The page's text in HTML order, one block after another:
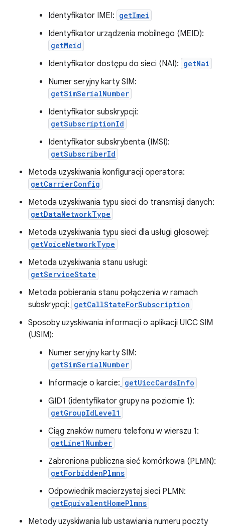
Identyfikator IMEI: getImei
Identyfikator urządzenia mobilnego (MEID):
getMeid
Identyfikator dostępu do sieci (NAI): getNai
Numer seryjny karty SIM:
getSimSerialNumber
Identyfikator subskrypcji:
getSubscriptionId
Identyfikator subskrybenta (IMSI):
getSubscriberId
Metoda uzyskiwania konfiguracji operatora:
getCarrierConfig
Metoda uzyskiwania typu sieci do transmisji danych:
getDataNetworkType
Metoda uzyskiwania typu sieci dla usługi głosowej:
getVoiceNetworkType
Metoda uzyskiwania stanu usługi:
getServiceState
Metoda pobierania stanu połączenia w ramach
subskrypcji: getCallStateForSubscription
Sposoby uzyskiwania informacji o aplikacji UICC SIM
(USIM):
Numer seryjny karty SIM:
getSimSerialNumber
Informacje o karcie: getUiccCardsInfo
GID1 (identyfikator grupy na poziomie 1):
getGroupIdLevel1
Ciąg znaków numeru telefonu w wierszu 1:
getLine1Number
Zabroniona publiczna sieć komórkowa (PLMN):
getForbiddenPlmns
Odpowiednik macierzystej sieci PLMN:
getEquivalentHomePlmns
Metody uzyskiwania lub ustawiania numeru poczty